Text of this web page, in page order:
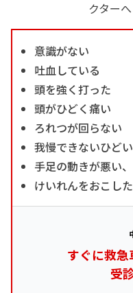
クター
意識がない
吐血している
頭を強く打った
頭がひどく痛い
ろれつが回らない
我慢できないひど
手足の動きが悪い
けいれんをおこし
すぐに救
受